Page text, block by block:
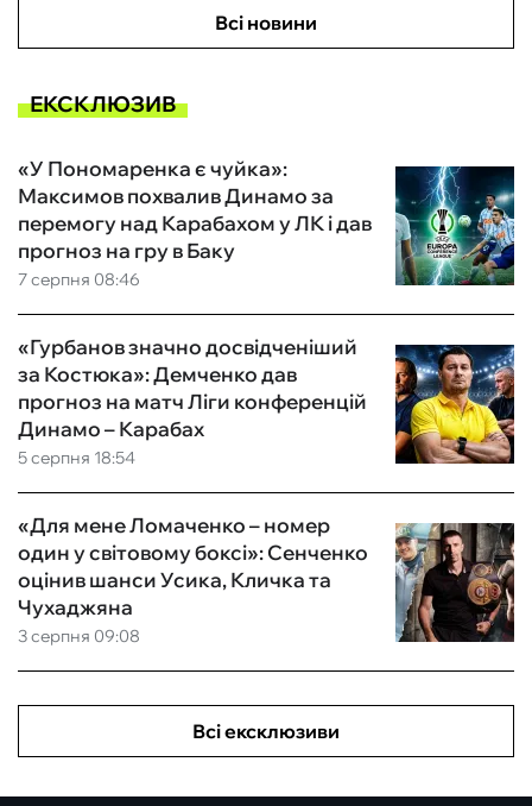
Всі новини
ЕКСКЛЮЗИВ
7 серпня 08:46
«У Пономаренка є чуйка»:
Максимов похвалив Динамо за
перемогу над Карабахом у ЛК і дав
прогноз на гру в Баку
5 серпня 18:54
«Гурбанов значно досвідченіший
за Костюка»: Демченко дав
прогноз на матч Ліги конференцій
Динамо – Карабах
3 серпня 09:08
«Для мене Ломаченко – номер
один у світовому боксі»: Сенченко
оцінив шанси Усика, Кличка та
Чухаджяна
Всі ексклюзиви